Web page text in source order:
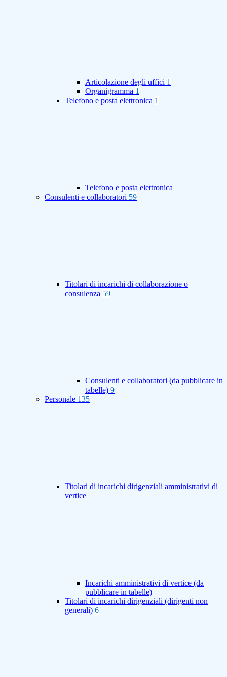
Articolazione degli uffici 1
Organigramma 1
Telefono e posta elettronica 1
Telefono e posta elettronica
Consulenti e collaboratori 59
Titolari di incarichi di collaborazione o
consulenza 59
Consulenti e collaboratori (da pubblicare in
tabelle) 9
Personale 135
Titolari di incarichi dirigenziali amministrativi di
vertice
Incarichi amministrativi di vertice (da
pubblicare in tabelle)
Titolari di incarichi dirigenziali (dirigenti non
generali) 6